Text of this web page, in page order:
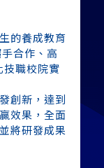
的養成教育
合作、高
職校院實
創新，達到
效果，全面
將研發成果